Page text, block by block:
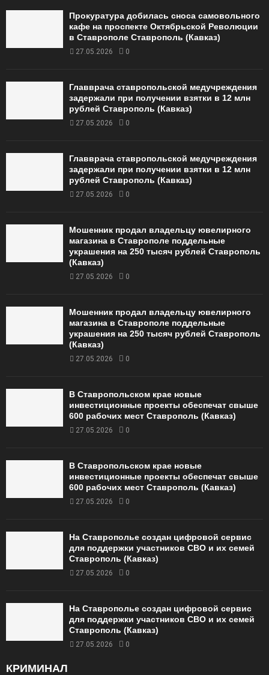
Прокуратура добилась сноса самовольного
кафе на проспекте Октябрьской Революции
в Ставрополе Ставрополь (Кавказ)
27.05.2026 0
Главврача ставропольской медучреждения
задержали при получении взятки в 12 млн
рублей Ставрополь (Кавказ)
27.05.2026 0
Главврача ставропольской медучреждения
задержали при получении взятки в 12 млн
рублей Ставрополь (Кавказ)
27.05.2026 0
Мошенник продал владельцу ювелирного
магазина в Ставрополе поддельные
украшения на 250 тысяч рублей Ставрополь
(Кавказ)
27.05.2026 0
Мошенник продал владельцу ювелирного
магазина в Ставрополе поддельные
украшения на 250 тысяч рублей Ставрополь
(Кавказ)
27.05.2026 0
В Ставропольском крае новые
инвестиционные проекты обеспечат свыше
600 рабочих мест Ставрополь (Кавказ)
27.05.2026 0
В Ставропольском крае новые
инвестиционные проекты обеспечат свыше
600 рабочих мест Ставрополь (Кавказ)
27.05.2026 0
На Ставрополье создан цифровой сервис
для поддержки участников СВО и их семей
Ставрополь (Кавказ)
27.05.2026 0
На Ставрополье создан цифровой сервис
для поддержки участников СВО и их семей
Ставрополь (Кавказ)
27.05.2026 0
КРИМИНАЛ